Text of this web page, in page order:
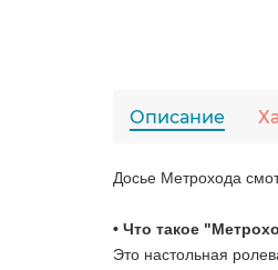
Описание
Досье Метрохода
• Что такое
Это настольная